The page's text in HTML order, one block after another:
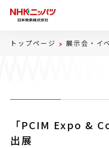
製品・技術
企業情報
トップページ 展示会・イ
「PCIM Expo &
出展